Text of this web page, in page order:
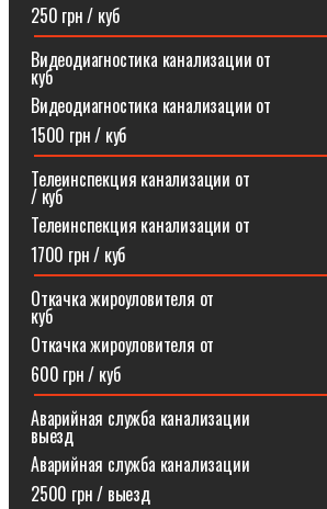
250 грн / куб
Видеодиагностика канализации
куб
Видеодиагностика канализации от
1500 грн / куб
Телеинспекция канализации
/ куб
Телеинспекция канализации от
1700 грн / куб
Откачка жироуловителя
куб
Откачка жироуловителя от
600 грн / куб
Аварийная служба канализации
выезд
Аварийная служба канализации
2500 грн / выезд